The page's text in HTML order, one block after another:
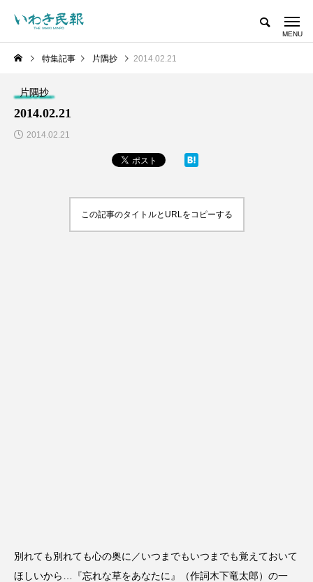
特集記事 片隅抄 2014.02.21
片隅抄
2014.02.21
2014.02.21
この記事のタイトルとURLをコピーする
別れても別れても心の奥に／いつまでもいつまでも覚えておいて
ほしいから…『忘れな草をあなたに』（作詞木下竜太郎）の一